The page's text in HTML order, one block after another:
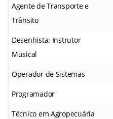
Agente de Transporte e
Trânsito
Desenhista; Instrutor
Musical
Operador de Sistemas
Programador
Técnico em Agropecuária